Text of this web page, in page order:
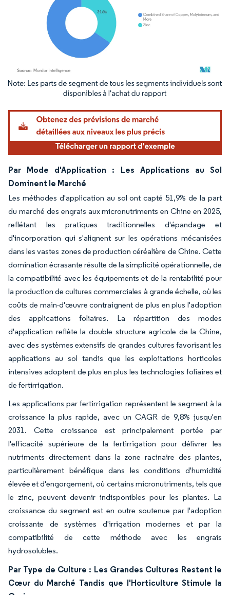
Image © Mordor Intelligence. La réutilisation nécessite une attribution sous CC BY
Par Mode d'Application : Les Applications au Sol
Dominent le Marché
Les méthodes d'application au sol ont capté 51,9% de la part
du marché des engrais aux micronutriments en Chine en 2025,
reflétant les pratiques traditionnelles d'épandage et
d'incorporation qui s'alignent sur les opérations mécanisées
dans les vastes zones de production céréalière de Chine. Cette
domination écrasante résulte de la simplicité opérationnelle, de
la compatibilité avec les équipements et de la rentabilité pour
la production de cultures commerciales à grande échelle, où les
coûts de main-d'œuvre contraignent de plus en plus l'adoption
des applications foliaires. La répartition des modes
d'application reflète la double structure agricole de la Chine,
avec des systèmes extensifs de grandes cultures favorisant les
applications au sol tandis que les exploitations horticoles
intensives adoptent de plus en plus les technologies foliaires et
de fertirrigation.
Les applications par fertirrigation représentent le segment à la
croissance la plus rapide, avec un CAGR de 9,8% jusqu'en
2031. Cette croissance est principalement portée par
l'efficacité supérieure de la fertirrigation pour délivrer les
nutriments directement dans la zone racinaire des plantes,
particulièrement bénéfique dans les conditions d'humidité
élevée et d'engorgement, où certains micronutriments, tels que
le zinc, peuvent devenir indisponibles pour les plantes. La
croissance du segment est en outre soutenue par l'adoption
croissante de systèmes d'irrigation modernes et par la
compatibilité de cette méthode avec les engrais
hydrosolubles.
Par Type de Culture : Les Grandes Cultures Restent le
Cœur du Marché Tandis que l'Horticulture Stimule la